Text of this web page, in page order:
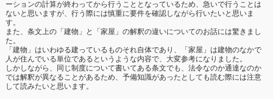
ーションの計算が終わってから行うこととなっているため、急いで行うことは
ないと思いますが、行う際には慎重に要件を確認しながら行いたいと思いま
す。
また、条文上の「建物」と「家屋」の解釈の違いについてのお話には驚きまし
た。
「建物」はいわゆる建っているものそれ自体であり、「家屋」は建物のなかで
人が住んでいる単位であるというような内容で、大変参考になりました。
しかしながら、同じ制度について書いてある条文でも、法令なのか通達なのか
では解釈が異なることがあるため、予備知識があったとしても読む際には注意
して読みたいと思います。